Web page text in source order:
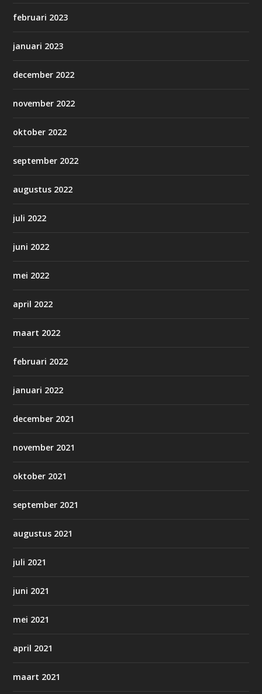
februari 2023
januari 2023
december 2022
november 2022
oktober 2022
september 2022
augustus 2022
juli 2022
juni 2022
mei 2022
april 2022
maart 2022
februari 2022
januari 2022
december 2021
november 2021
oktober 2021
september 2021
augustus 2021
juli 2021
juni 2021
mei 2021
april 2021
maart 2021